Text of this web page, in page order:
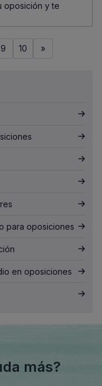
oposición y te
9 10 »
para oposiciones
en oposiciones
más?